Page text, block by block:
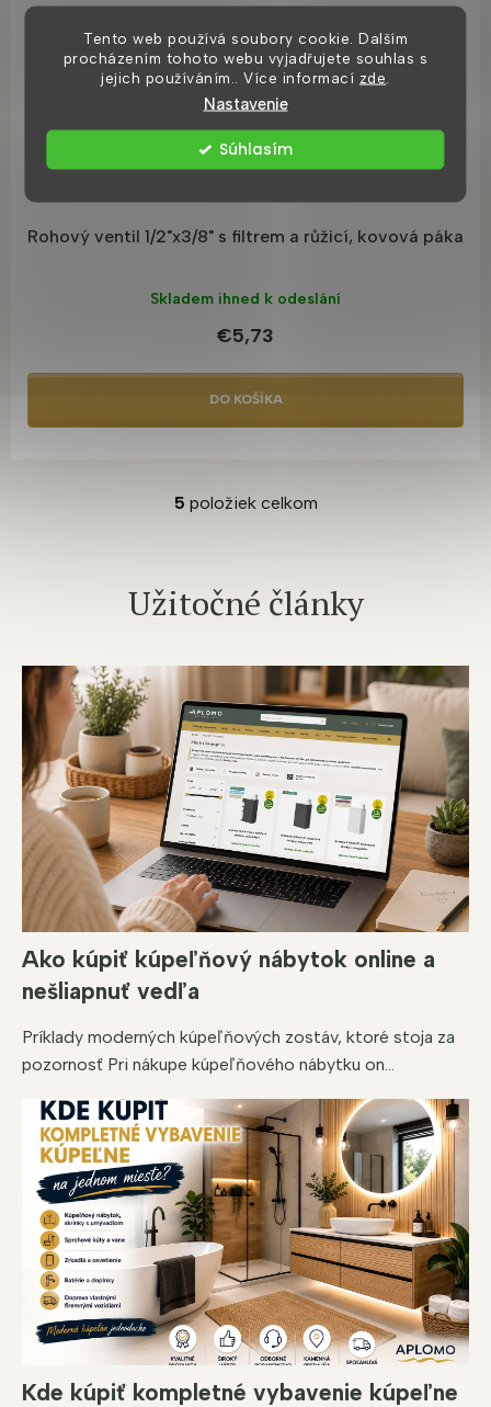
Tento web používá soubory cookie. Dalším
procházením tohoto webu vyjadřujete souhlas s
jejich používáním.. Více informací zde
Nastavenie
Súhlasím
Rohový ventil 1/2"x3/8" s filtrem a růžicí, kovová páka
Skladem ihned k odeslání
€5,73
DO KOŠÍKA
O
d
a
p
r
v
k
y
v
ý
p
i
s
u
5 položiek celkom
Užitočné články
Ako kúpiť kúpeľňový nábytok online a
nešliapnuť vedľa
Príklady moderných kúpeľňových zostáv, ktoré stoja za
pozornosť Pri nákupe kúpeľňového nábytku on...
Kde kúpiť kompletné vybavenie kúpeľne